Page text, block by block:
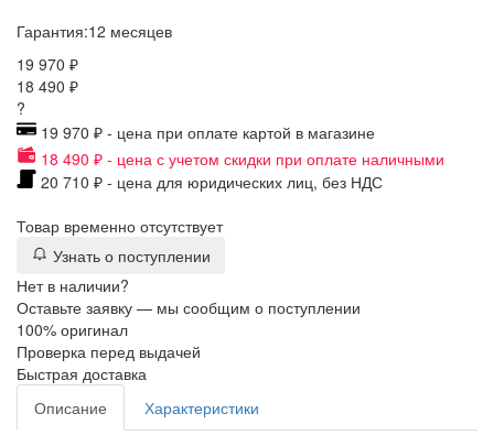
Гарантия:12 месяцев
19 970 ₽
18 490 ₽
?
19 970 ₽ - цена при оплате картой в магазине
18 490 ₽ - цена с учетом скидки при оплате наличными
20 710 ₽ - цена для юридических лиц, без НДС
Товар временно отсутствует
Узнать о поступлении
Нет в наличии?
Оставьте заявку — мы сообщим о поступлении
100% оригинал
Проверка перед выдачей
Быстрая доставка
Описание
Характеристики